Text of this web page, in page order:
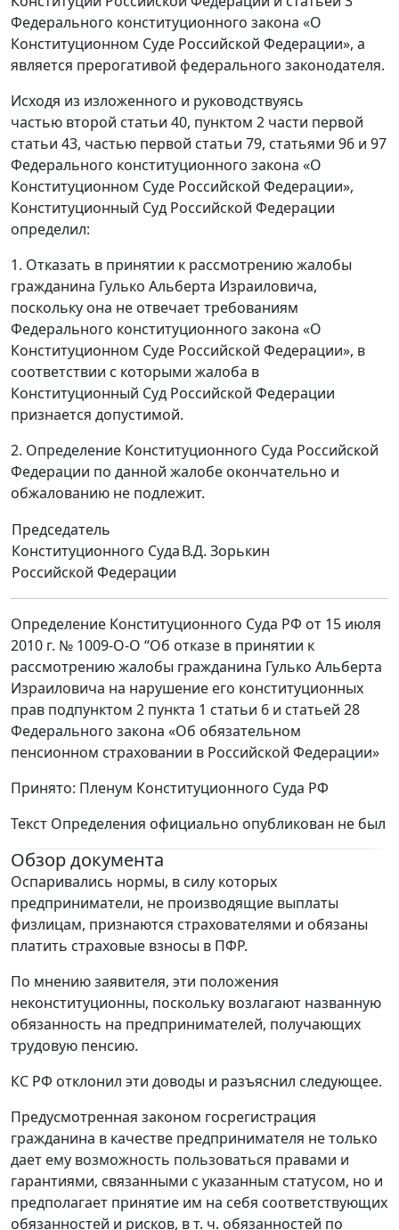
Федерального конституционного закона «О
Конституционном Суде Российской Федерации», а
является прерогативой федерального законодателя.
Исходя из изложенного и руководствуясь
частью второй статьи 40, пунктом 2 части первой
статьи 43, частью первой статьи 79, статьями 96 и 97
Федерального конституционного закона «О
Конституционном Суде Российской Федерации»,
Конституционный Суд Российской Федерации
определил:
1. Отказать в принятии к рассмотрению жалобы
гражданина Гулько Альберта Израиловича,
поскольку она не отвечает требованиям
Федерального конституционного закона «О
Конституционном Суде Российской Федерации», в
соответствии с которыми жалоба в
Конституционный Суд Российской Федерации
признается допустимой.
2. Определение Конституционного Суда Российской
Федерации по данной жалобе окончательно и
обжалованию не подлежит.
Председатель
Конституционного Суда
Российской Федерации
В.Д. Зорькин
Определение Конституционного Суда РФ от 15 июля
2010 г. № 1009-О-О “Об отказе в принятии к
рассмотрению жалобы гражданина Гулько Альберта
Израиловича на нарушение его конституционных
прав подпунктом 2 пункта 1 статьи 6 и статьей 28
Федерального закона «Об обязательном
пенсионном страховании в Российской Федерации»
Принято: Пленум Конституционного Суда РФ
Текст Определения официально опубликован не был
Обзор документа
Оспаривались нормы, в силу которых
предприниматели, не производящие выплаты
физлицам, признаются страхователями и обязаны
платить страховые взносы в ПФР.
По мнению заявителя, эти положения
неконституционны, поскольку возлагают названную
обязанность на предпринимателей, получающих
трудовую пенсию.
КС РФ отклонил эти доводы и разъяснил следующее.
Предусмотренная законом госрегистрация
гражданина в качестве предпринимателя не только
дает ему возможность пользоваться правами и
гарантиями, связанными с указанным статусом, но и
предполагает принятие им на себя соответствующих
обязанностей и рисков, в т. ч. обязанностей по